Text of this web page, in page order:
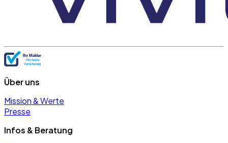
Über uns
Mission & Werte
Presse
Infos & Beratung